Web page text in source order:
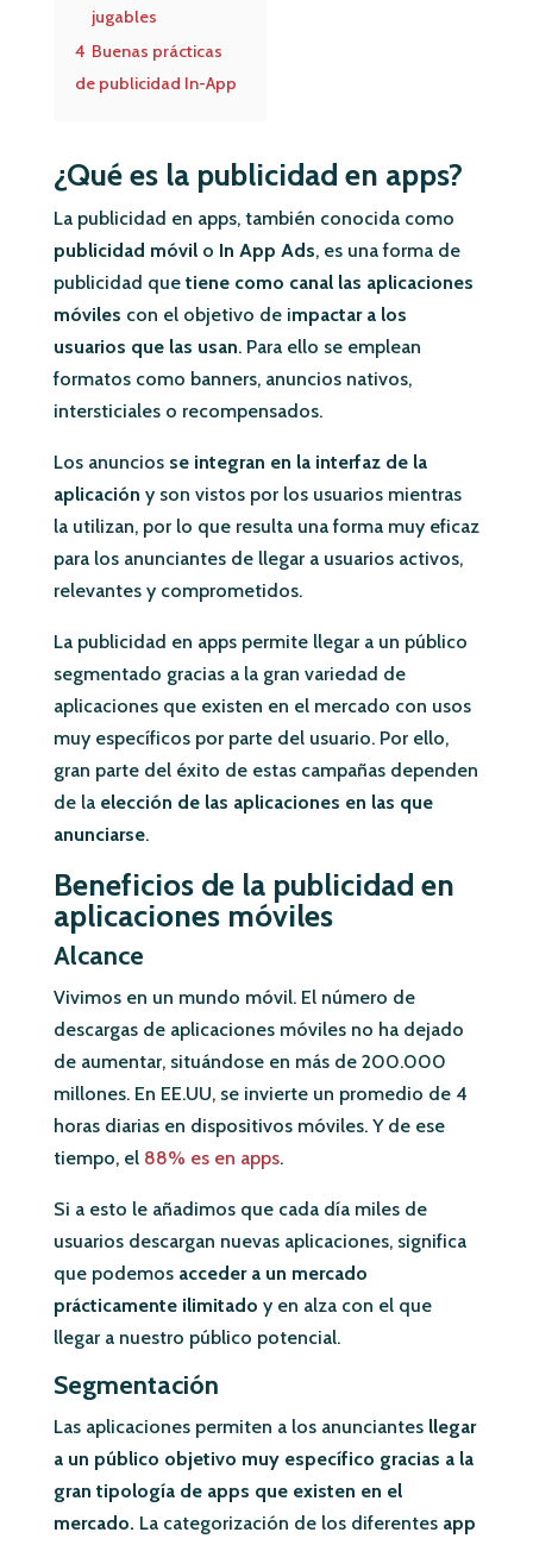
jugables
4 Buenas prácticas
de publicidad In-App
¿Qué es la publicidad en apps?
La publicidad en apps, también conocida como
publicidad móvilo In App Ads, es una forma de
publicidad que tiene como canal las aplicaciones
móviles con el objetivo de impactar a los
usuarios que las usan. Para ello se emplean
formatos como banners, anuncios nativos,
intersticiales o recompensados.
Los anuncios se integran en la interfaz de la
aplicación y son vistos por los usuarios mientras
la utilizan, por lo que resulta una forma muy eficaz
para los anunciantes de llegar a usuarios activos,
relevantes y comprometidos.
La publicidad en apps permite llegar a un público
segmentado gracias a la gran variedad de
aplicaciones que existen en el mercado con usos
muy específicos por parte del usuario. Por ello,
gran parte del éxito de estas campañas dependen
de la elección de las aplicaciones en las que
anunciarse.
Beneficios de la publicidad en
aplicaciones móviles
Alcance
Vivimos en un mundo móvil. El número de
descargas de aplicaciones móviles no ha dejado
de aumentar, situándose en más de 200.000
millones. En EE.UU, se invierte un promedio de 4
horas diarias en dispositivos móviles. Y de ese
tiempo, el 88% es en apps.
Si a esto le añadimos que cada día miles de
usuarios descargan nuevas aplicaciones, significa
que podemos acceder a un mercado
prácticamente ilimitado y en alza con el que
llegar a nuestro público potencial.
Segmentación
Las aplicaciones permiten a los anunciantes llegar
a un público objetivo muy específico gracias a la
gran tipología de apps que existen en el
mercado. La categorización de los diferentes app